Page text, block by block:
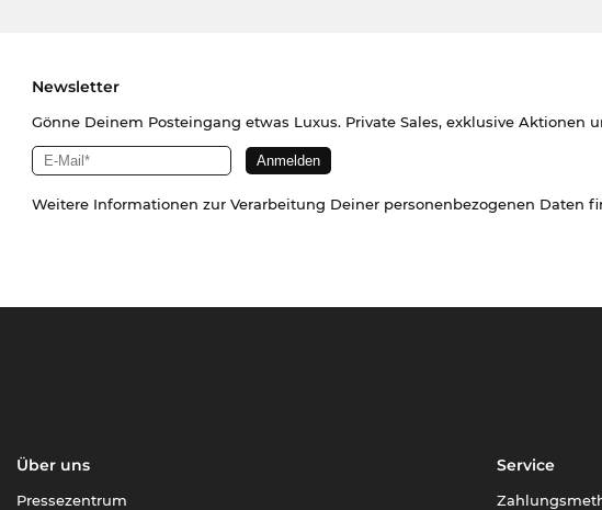
Newsletter
Gönne Deinem Posteingang etwas Luxus. Private Sales, exklusive Aktionen
Weitere Informationen zur Verarbeitung Deiner personenbezogenen Daten
Über uns
Pressezentrum
Service